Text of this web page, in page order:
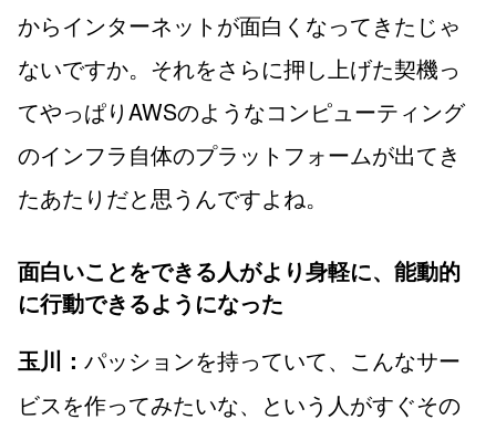
からインターネットが面白くなってきたじゃ
ないですか。それをさらに押し上げた契機っ
てやっぱりAWSのようなコンピューティング
のインフラ自体のプラットフォームが出てき
たあたりだと思うんですよね。
面白いことをできる人がより身軽に、能動的
に行動できるようになった
玉川： パッションを持っていて、こんなサー
ビスを作ってみたいな、という人がすぐその